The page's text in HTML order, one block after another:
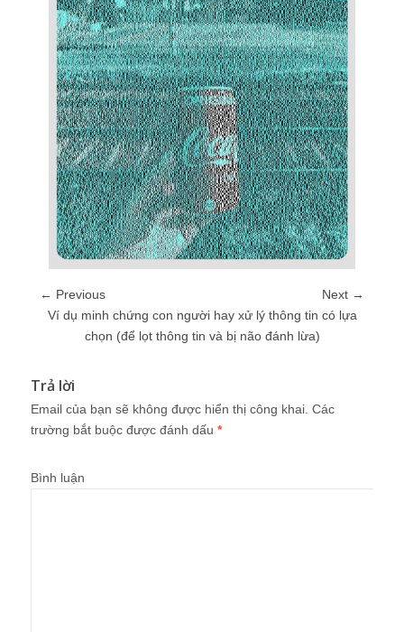
← Previous
Next →
Ví dụ minh chứng con người hay xử lý thông tin có lựa
chọn (để lọt thông tin và bị não đánh lừa)
Trả lời
Email của bạn sẽ không được hiển thị công khai. Các
trường bắt buộc được đánh dấu *
Bình luận